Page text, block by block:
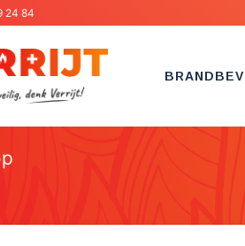
24 84